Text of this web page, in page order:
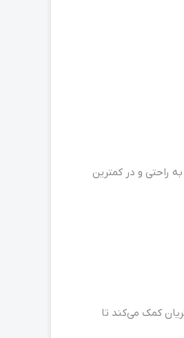
راحتی و در کمترین
کمک می‌کند تا